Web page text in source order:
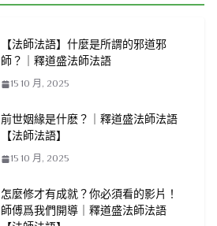
【法師法語】什麼是所謂的邪道邪
師？｜釋道盛法師法語
15 10 月, 2025
前世姻緣是什麽？｜釋道盛法師法語
【法師法語】
15 10 月, 2025
怎麼修才有成就？你必須看的影片！
師傅爲我們開導｜釋道盛法師法語